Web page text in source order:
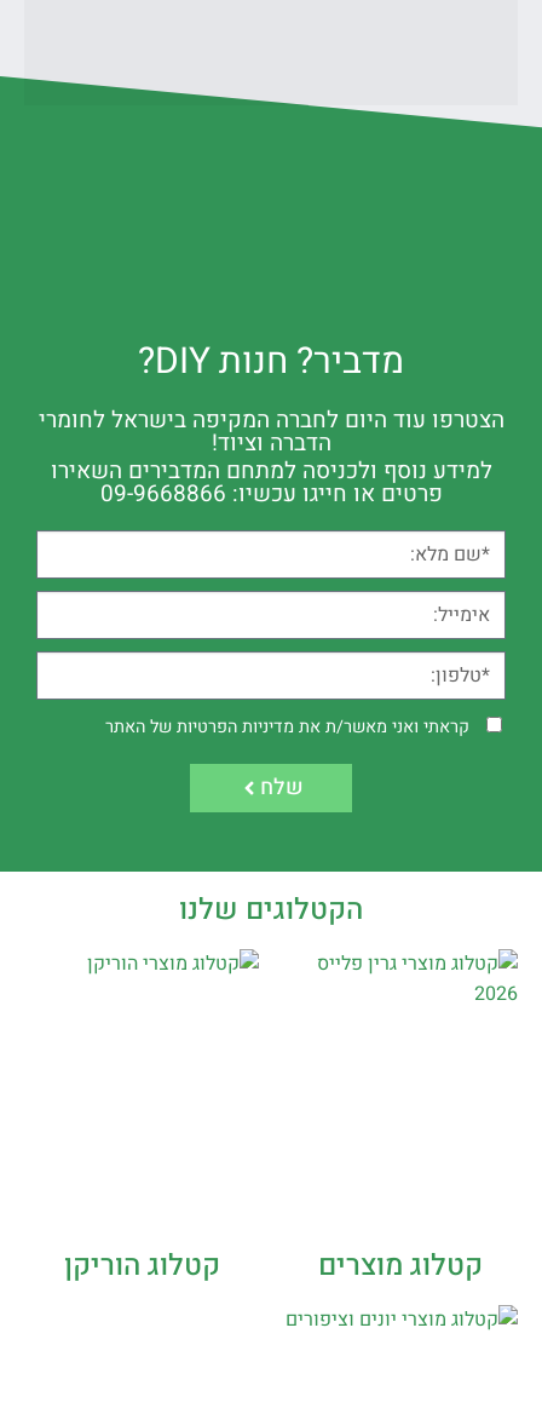
מדביר? חנות DIY?
הצטרפו עוד היום לחברה המקיפה בישראל לחומרי
הדברה וציוד!
למידע נוסף ולכניסה למתחם המדבירים השאירו
פרטים או חייגו עכשיו: 09-9668866
קראתי ואני מאשר/ת את מדיניות הפרטיותשל האתר
שלח
הקטלוגים שלנו
קטלוג מוצרים קטלוג הוריקן